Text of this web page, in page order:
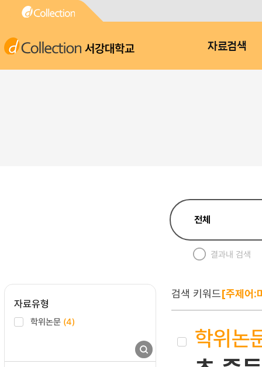
서강대학교 자료검색
결과내 검색
자료유형
학위논문 (4)
검색 키워드[주제어:
학위논